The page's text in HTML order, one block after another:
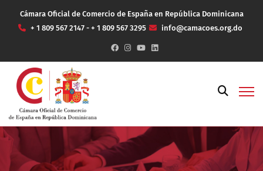
Cámara Oficial de Comercio de España en República Dominicana
+ 1 809 567 2147 - + 1 809 567 3295
info@camacoes.org.do